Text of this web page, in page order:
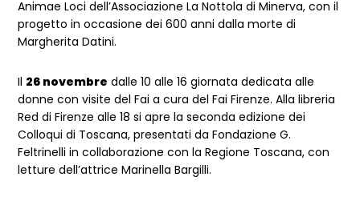
Animae Loci dell’Associazione La Nottola di Minerva, con il
progetto in occasione dei 600 anni dalla morte di
Margherita Datini.
Il 26 novembre dalle 10 alle 16 giornata dedicata alle
donne con visite del Fai a cura del Fai Firenze. Alla libreria
Red di Firenze alle 18 si apre la seconda edizione dei
Colloqui di Toscana, presentati da Fondazione G.
Feltrinelli in collaborazione con la Regione Toscana, con
letture dell’attrice Marinella Bargilli.